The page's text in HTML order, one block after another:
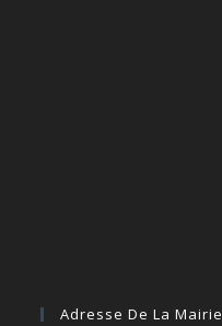
Adresse De La Mairie